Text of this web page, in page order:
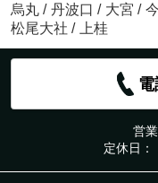
烏丸 / 丹波口 / 大宮 /
松尾大社 / 上桂
営
定休日：